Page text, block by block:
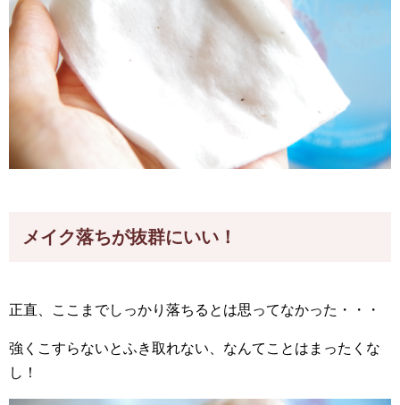
メイク落ちが抜群にいい！
正直、ここまでしっかり落ちるとは思ってなかった・・・
強くこすらないとふき取れない、なんてことはまったくな
し！